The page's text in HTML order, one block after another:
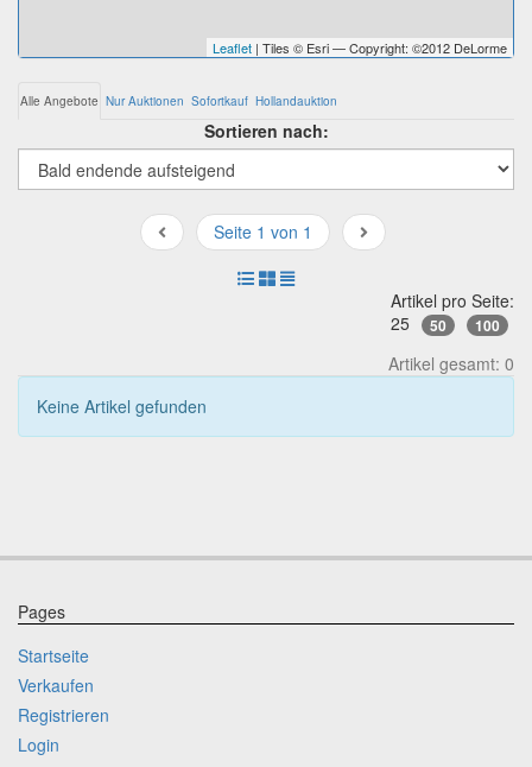
Leaflet | Tiles © Esri — Copyright: ©2012 DeLorme
Alle Angebote Nur Auktionen Sofortkauf Hollandauktion
Sortieren nach:
Seite 1 von 1
Artikel pro Seite:
25
50 100
Artikel gesamt: 0
Keine Artikel gefunden
Pages
Startseite
Verkaufen
Registrieren
Login